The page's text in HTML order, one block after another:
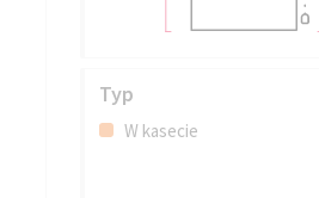
Typ
W kasecie